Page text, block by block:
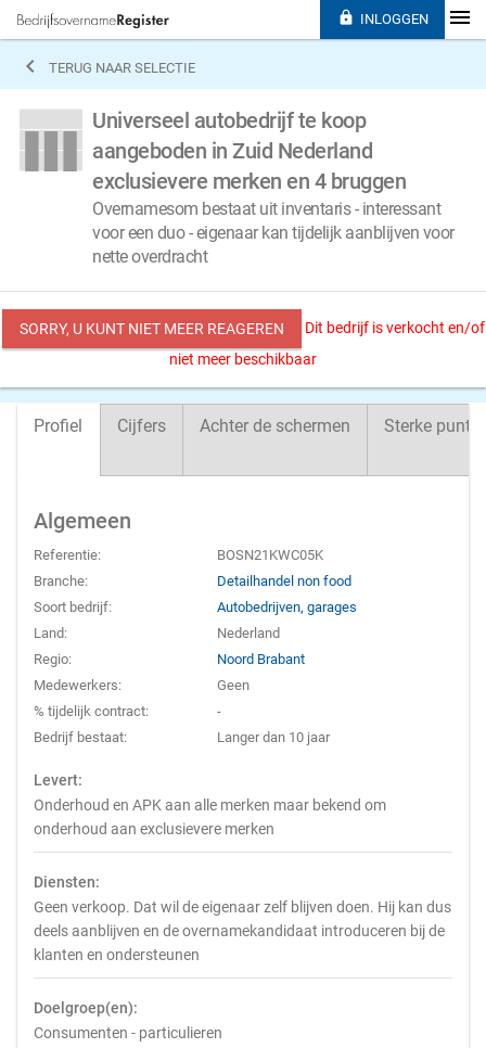
 TERUG NAAR SELECTIE
Universeel autobedrijf te koop
aangeboden in Zuid Nederland
exclusievere merken en 4 bruggen
Overnamesom bestaat uit inventaris - interessant
voor een duo - eigenaar kan tijdelijk aanblijven voor
nette overdracht
SORRY, U KUNT NIET MEER REAGEREN
Dit bedrijf is verkocht en/of
niet meer beschikbaar
Profiel Cijfers Achter de schermen Sterke
Algemeen
Referentie:
BOSN21KWC05K
Branche:
Detailhandel non food
Soort bedrijf:
Autobedrijven, garages
Land:
Nederland
Regio:
Noord Brabant
Medewerkers:
Geen
% tijdelijk contract:
-
Bedrijf bestaat:
Langer dan 10 jaar
Levert:
Onderhoud en APK aan alle merken maar bekend om
onderhoud aan exclusievere merken
Diensten:
Geen verkoop. Dat wil de eigenaar zelf blijven doen. Hij kan dus
deels aanblijven en de overnamekandidaat introduceren bij de
klanten en ondersteunen
Doelgroep(en):
Consumenten - particulieren
 INLOGGEN